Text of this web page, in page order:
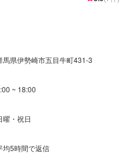
望の車種がお選びいただけ、ほぼ
休日：不定休日曜日はお問い合わ
馬県伊勢崎市五目牛町431-3
~ 18:00
曜・祝日
均5時間で返信